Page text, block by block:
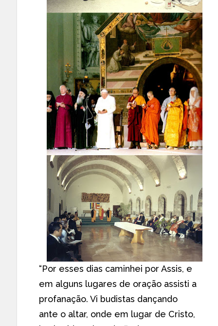
“Por esses dias caminhei por Assis, e
em alguns lugares de oração assisti a
profanação. Vi budistas dançando
ante o altar, onde em lugar de Cristo,